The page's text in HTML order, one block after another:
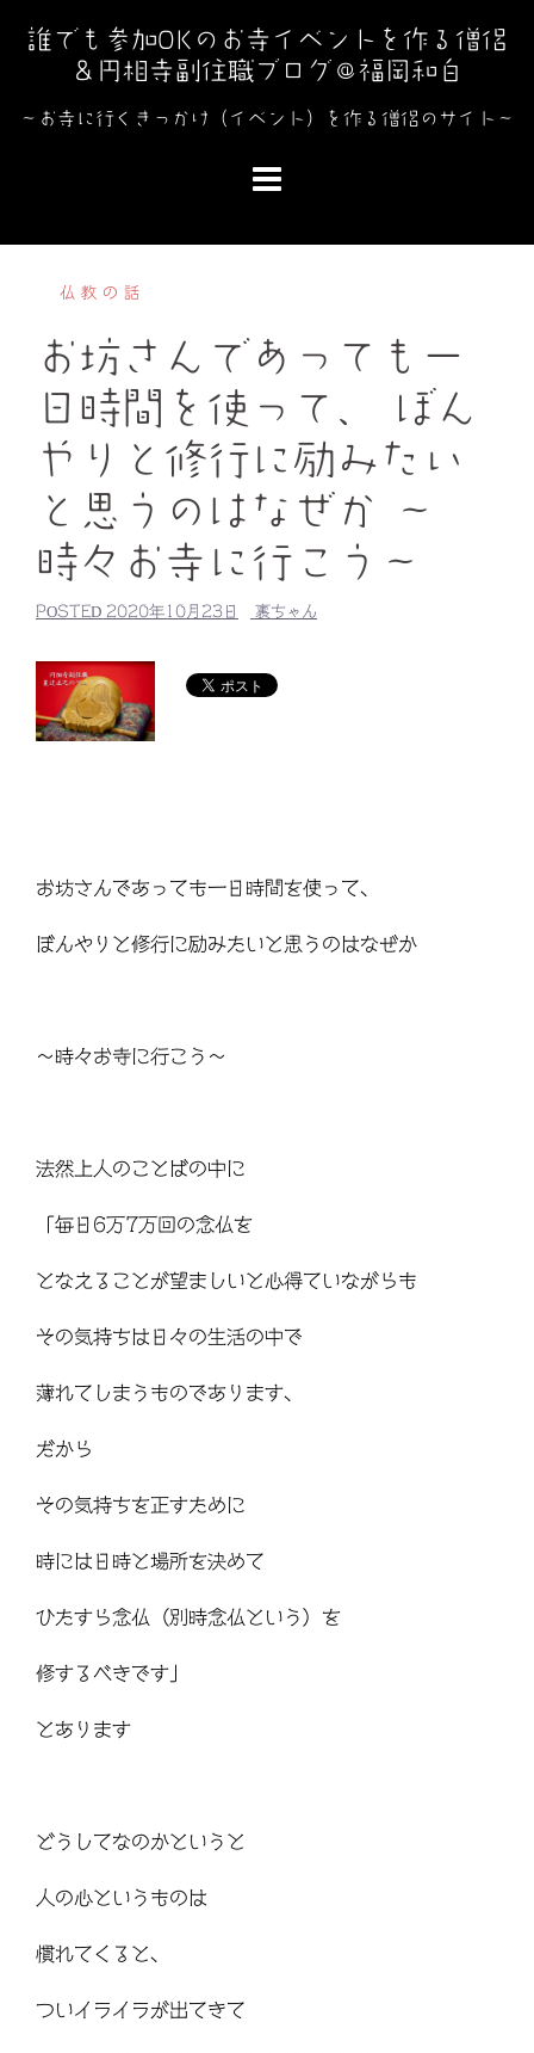
キ
誰でも参加OKのお寺イベントを作る僧侶
＆円相寺副住職ブログ＠福岡和白
～お寺に行くきっかけ（イベント）を作る僧侶のサイト～
仏教の話
お坊さんであっても一
日時間を使って、 ぼん
やりと修行に励みたい
と思うのはなぜか ～
時々お寺に行こう～
POSTED 2020年10月23日 裏ちゃん
お坊さんであっても一日時間を使って、
ぼんやりと修行に励みたいと思うのはなぜか
～時々お寺に行こう～
法然上人のことばの中に
「毎日6万7万回の念仏を
となえることが望ましいと心得ていながらも
その気持ちは日々の生活の中で
薄れてしまうものであります、
だから
その気持ちを正すために
時には日時と場所を決めて
ひたすら念仏（別時念仏という）を
修するべきです」
とあります
どうしてなのかというと
人の心というものは
慣れてくると、
ついイライラが出てきて